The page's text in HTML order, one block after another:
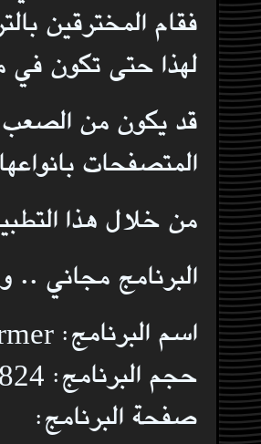
فقام المخترقين
لهذا حتى تكون في
قد يكون من الصعب
المتصفحات
من خلال هذا
البرنامج مجاني
اسم البرنامج: Software Informer
حجم البرنامج: 824 kB
صفحة البرنامج: